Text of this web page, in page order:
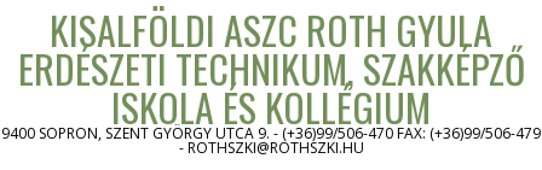
KISALFÖLDI ASZC ROTH GYULA
ERDÉSZETI TECHNIKUM, SZAKKÉPZŐ
ISKOLA ÉS KOLLÉGIUM
9400 SOPRON, SZENT GYÖRGY UTCA 9. - (+36)99/506-470 FAX: (+36)99/506-479
- ROTHSZKI@ROTHSZKI.HU